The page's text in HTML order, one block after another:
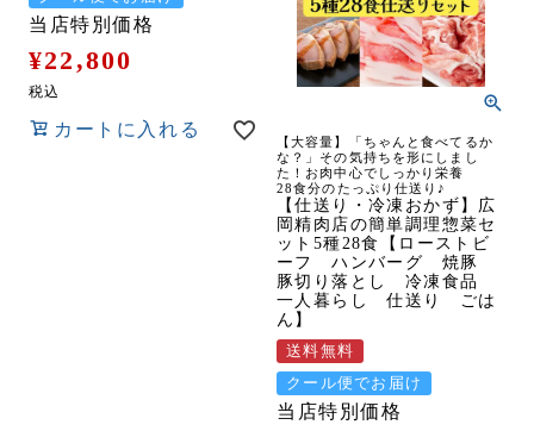
当店特別価格
¥22,800
税込
カートに入れる
【大容量】「ちゃんと食べてるか
な？」その気持ちを形にしまし
た！お肉中心でしっかり栄養
28食分のたっぷり仕送り♪
【仕送り・冷凍おかず】広
岡精肉店の簡単調理惣菜セ
ット5種28食【ローストビ
ーフ ハンバーグ 焼豚
豚切り落とし 冷凍食品
一人暮らし 仕送り ごは
ん】
送料無料
クール便でお届け
当店特別価格